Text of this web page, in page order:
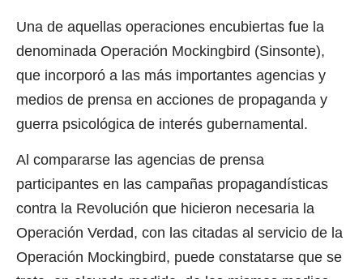
Una de aquellas operaciones encubiertas fue la
denominada Operación Mockingbird (Sinsonte),
que incorporó a las más importantes agencias y
medios de prensa en acciones de propaganda y
guerra psicológica de interés gubernamental.
Al compararse las agencias de prensa
participantes en las campañas propagandísticas
contra la Revolución que hicieron necesaria la
Operación Verdad, con las citadas al servicio de la
Operación Mockingbird, puede constatarse que se